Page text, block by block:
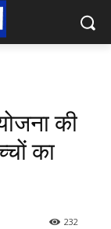
की
का
232